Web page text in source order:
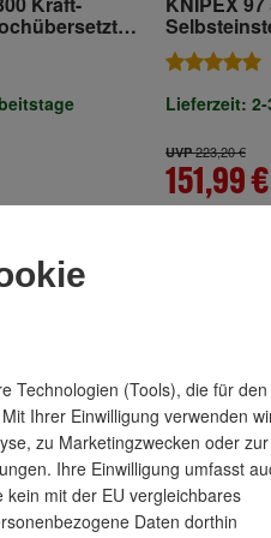
mm
Lieferzeit:
UVP223,20 €
151,99 €
Technologien (Tools), die für den
Ihrer Einwilligung verwenden
zu Marketingzwecken oder zur
Ihre Einwilligung umfasst
mit der EU vergleichbares
Daten dorthin